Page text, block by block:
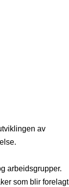
av
arbeidsgrupper.
som blir forelagt